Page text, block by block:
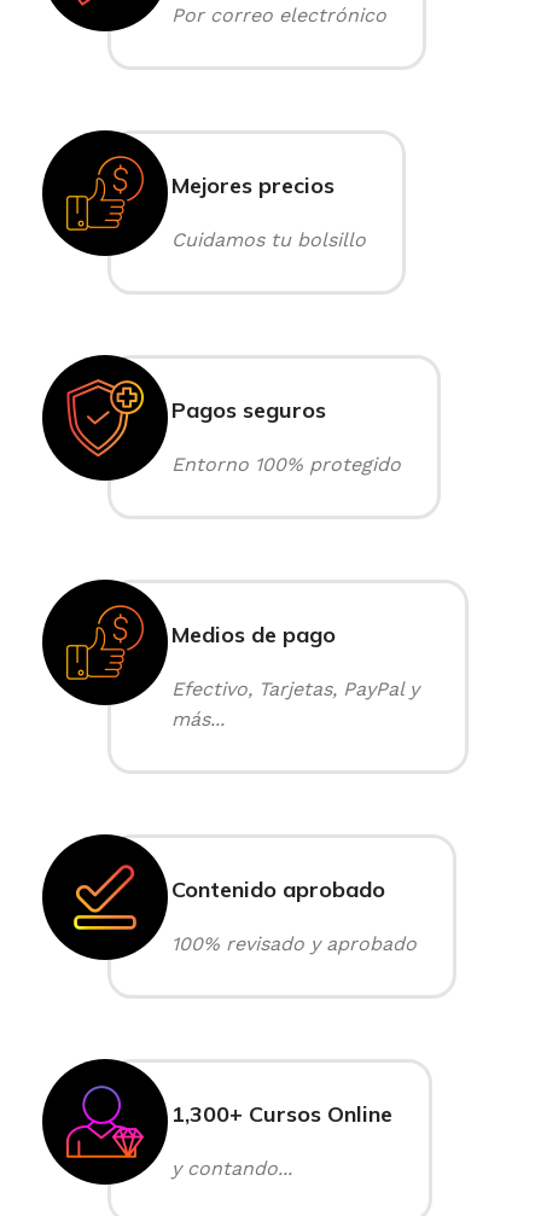
Por correo electrónico
Mejores precios
Cuidamos tu bolsillo
Pagos seguros
Entorno 100% protegido
Medios de pago
Efectivo, Tarjetas, PayPal y
más...
Contenido aprobado
100% revisado y aprobado
1,300+ Cursos Online
y contando...